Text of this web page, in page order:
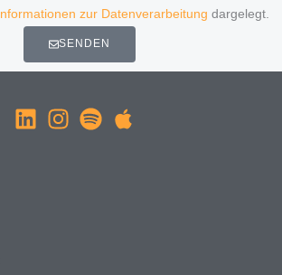
Informationen zur Datenverarbeitung dargelegt.
SENDEN